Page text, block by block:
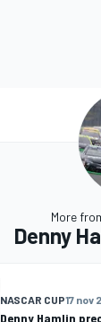
More
Denny
NASCAR CUP17 nov
Denny Hamlin